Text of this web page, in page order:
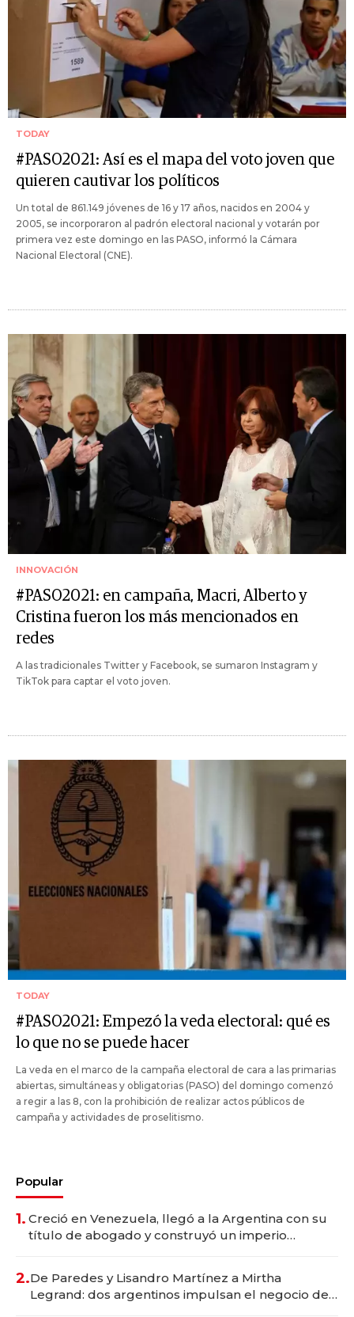
TODAY
#PASO2021: Así es el mapa del voto joven que
quieren cautivar los políticos
Un total de 861.149 jóvenes de 16 y 17 años, nacidos en 2004 y
2005, se incorporaron al padrón electoral nacional y votarán por
primera vez este domingo en las PASO, informó la Cámara
Nacional Electoral (CNE).
INNOVACIÓN
#PASO2021: en campaña, Macri, Alberto y
Cristina fueron los más mencionados en
redes
A las tradicionales Twitter y Facebook, se sumaron Instagram y
TikTok para captar el voto joven.
TODAY
#PASO2021: Empezó la veda electoral: qué es
lo que no se puede hacer
La veda en el marco de la campaña electoral de cara a las primarias
abiertas, simultáneas y obligatorias (PASO) del domingo comenzó
a regir a las 8, con la prohibición de realizar actos públicos de
campaña y actividades de proselitismo.
Popular
1. Creció en Venezuela, llegó a la Argentina con su
título de abogado y construyó un imperio
2.De Paredes y Lisandro Martínez a Mirtha
Legrand: dos argentinos impulsan el negocio del